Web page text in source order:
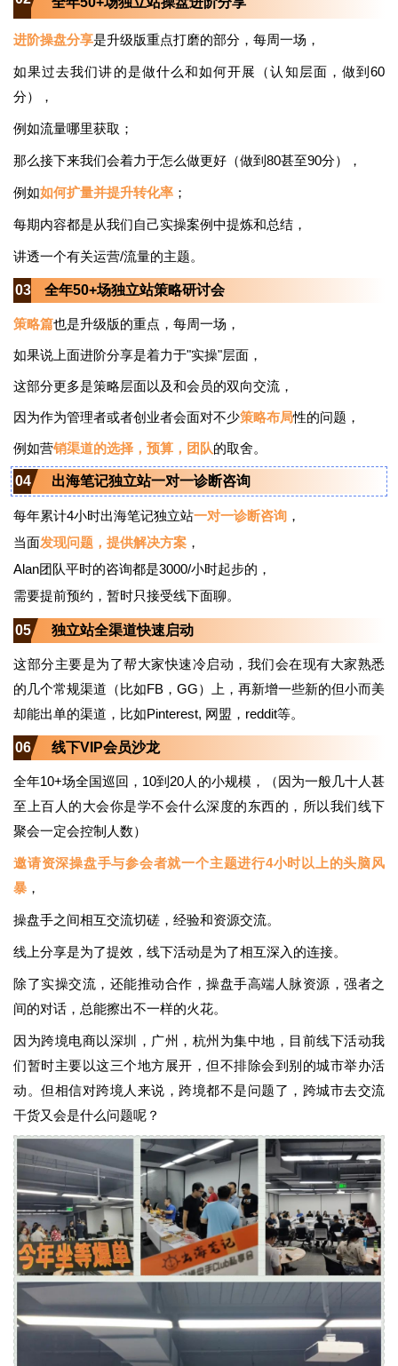
进阶操盘分享是升级版重点打磨的部分，每周一场，
如果过去我们讲的是做什么和如何开展（认知层面，做到60
分），
例如流量哪里获取；
那么接下来我们会着力于怎么做更好（做到80甚至90分），
例如如何扩量并提升转化率 ；
每期内容都是从我们自己实操案例中提炼和总结，
讲透一个有关运营/流量的主题。
03 全年50+场独立站策略研讨会
策略篇也是升级版的重点，每周一场，
如果说上面进阶分享是着力于"实操"层面，
这部分更多是策略层面以及和会员的双向交流，
因为作为管理者或者创业者会面对不少策略布局性的问题，
例如营销渠道的选择，预算，团队的取舍。
04 出海笔记独立站一对一诊断咨询
每年累计4小时出海笔记独立站一对一诊断咨询 ，
当面发现问题，提供解决方案 ，
Alan团队平时的咨询都是3000/小时起步的，
需要提前预约，暂时只接受线下面聊。
05 独立站全渠道快速启动
这部分主要是为了帮大家快速冷启动，我们会在现有大家熟悉
的几个常规渠道（比如FB，GG）上，再新增一些新的但小而美
却能出单的渠道，比如Pinterest, 网盟，reddit等。
06 线下VIP会员沙龙
全年10+场全国巡回，10到20人的小规模， （因为一般几十人甚
至上百人的大会你是学不会什么深度的东西的，所以我们线下
聚会一定会控制人数）
邀请资深操盘手与参会者就一个主题进行4小时以上的头脑风
暴 ，
操盘手之间相互交流切磋，经验和资源交流。
线上分享是为了提效，线下活动是为了相互深入的连接。
除了实操交流，还能推动合作， 操盘手高端人脉资源，强者之
间的对话，总能擦出不一样的火花。
因为跨境电商以深圳，广州，杭州为集中地，目前线下活动我
们暂时主要以这三个地方展开，但不排除会到别的城市举办活
动。但相信对跨境人来说，跨境都不是问题了，跨城市去交流
干货又会是什么问题呢？